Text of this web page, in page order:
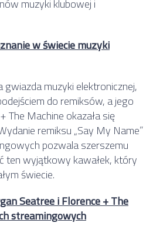
muzyki klubowej i
w świecie muzyki
muzyki elektronicznej,
do remiksów, a jego
The Machine okazała się
remiksu „Say My Name”
pozwala szerszemu
ten wyjątkowy kawałek, który
świecie.
Seatree i Florence + The
streamingowych